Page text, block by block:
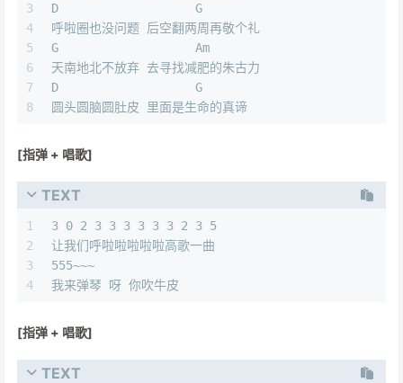
3
4
5
6
7
8
D                   G
呼啦圈也没问题 后空翻两周再敬个礼
G                   Am
天南地北不放弃 去寻找减肥的朱古力
D                   G
圆头圆脑圆肚皮 里面是生命的真谛
[指弹 + 唱歌]
TEXT
1
2
3
4
3 0 2 3 3 3 3 3 3 2 3 5
让我们呼啦啦啦啦啦高歌一曲
555~~~
我来弹琴 呀 你吹牛皮
[指弹 + 唱歌]
TEXT